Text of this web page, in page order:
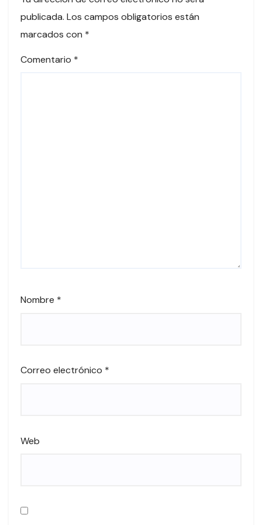
publicada. Los campos obligatorios están
marcados con *
Comentario *
Nombre *
Correo electrónico *
Web